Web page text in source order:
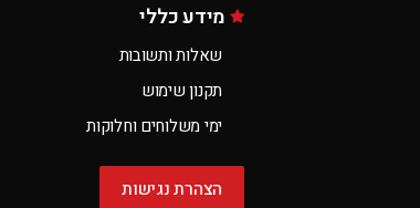
מידע כללי
שאלות ותשובות
תקנון שימוש
ימי משלוחים וחלוקות
הצהרת נגישות